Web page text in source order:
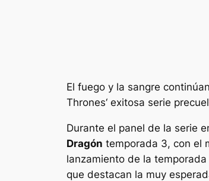
El fuego y la sangre
Thrones‘ exitosa serie
Durante el panel de la serie
Dragón temporada 3, con el
lanzamiento de la
que destacan la muy